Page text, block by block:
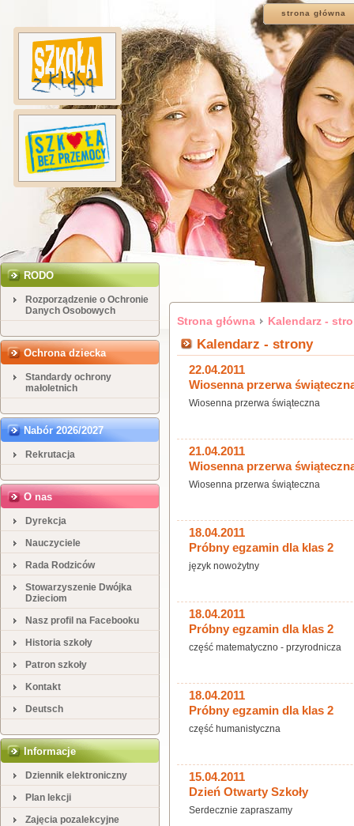
strona główna
RODO
Rozporządzenie o Ochronie
Danych Osobowych
Ochrona dziecka
Standardy ochrony
małoletnich
Nabór 2026/2027
Rekrutacja
O nas
Dyrekcja
Nauczyciele
Rada Rodziców
Stowarzyszenie Dwójka
Dzieciom
Nasz profil na Facebooku
Historia szkoły
Patron szkoły
Kontakt
Deutsch
Informacje
Dziennik elektroniczny
Plan lekcji
Zajęcia pozalekcyjne
Strona główna Kalendarz -
Kalendarz - strony
22.04.2011
Wiosenna przerwa
Wiosenna przerwa świąteczna
21.04.2011
Wiosenna przerwa
Wiosenna przerwa świąteczna
18.04.2011
Próbny egzamin dla klas 2
język nowożytny
18.04.2011
Próbny egzamin dla klas 2
część matematyczno - przyrodnicza
18.04.2011
Próbny egzamin dla klas 2
część humanistyczna
15.04.2011
Dzień Otwarty Szkoły
Serdecznie zapraszamy